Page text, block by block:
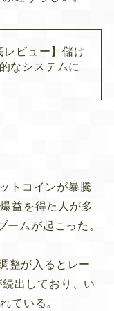
ビュー】儲け
なシステムに
トコインが暴騰
益を得た人が多
ムが起こった。
整が入るとレー
出しており、い
ている。